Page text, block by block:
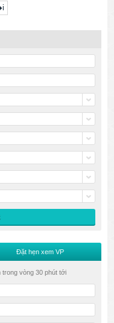
Đặt hẹn xem VP
vòng 30 phút tới